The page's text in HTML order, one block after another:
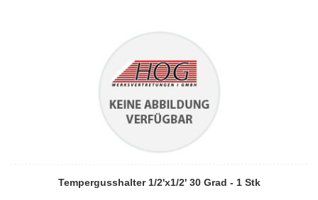
Tempergusshalter 1/2'x1/2' 30 Grad - 1 Stk